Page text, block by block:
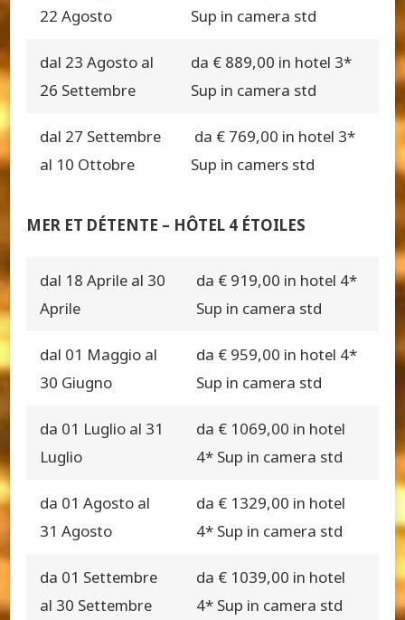
22 Agosto
Sup in camera std
dal 23 Agosto al
26 Settembre
da € 889,00 in hotel 3*
Sup in camera std
dal 27 Settembre
al 10 Ottobre
da € 769,00 in hotel 3*
Sup in camers std
MER ET DÉTENTE – HÔTEL 4 ÉTOILES
dal 18 Aprile al 30
Aprile
da € 919,00 in hotel 4*
Sup in camera std
dal 01 Maggio al
30 Giugno
da € 959,00 in hotel 4*
Sup in camera std
da 01 Luglio al 31
Luglio
da € 1069,00 in hotel
4* Sup in camera std
da 01 Agosto al
31 Agosto
da € 1329,00 in hotel
4* Sup in camera std
da 01 Settembre
al 30 Settembre
da € 1039,00 in hotel
4* Sup in camera std